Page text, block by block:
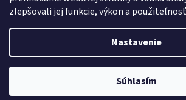
zlepšovali jej funkcie, výkon a
Nastavenie
Súhlasím
Vytvoril Shoptet
svetbran.sk. Všetky